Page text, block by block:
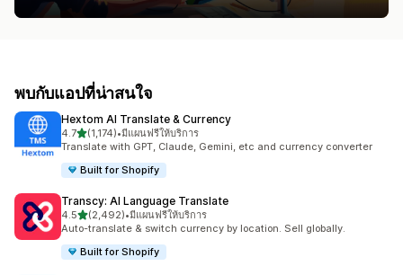
พบกับแอปที่น่าสนใจ
Hextom AI Translate & Currency
4.7เต็ม 5 ดาว
(1,174)
ทั้งหมด 1174 รีวิว
•มีแผนฟรีให้บริการ
Translate with GPT, Claude, Gemini, etc and currency converter
Built for Shopify
Transcy: AI Language Translate
4.5เต็ม 5 ดาว
(2,492)
ทั้งหมด 2492 รีวิว
•มีแผนฟรีให้บริการ
Auto-translate & switch currency by location. Sell globally.
Built for Shopify